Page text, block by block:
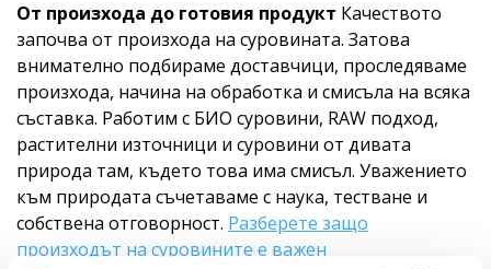
От произхода до готовия продукт Качеството
започва от произхода на суровината. Затова
внимателно подбираме доставчици, проследяваме
произхода, начина на обработка и смисъла на всяка
съставка. Работим с БИО суровини, RAW подход,
растителни източници и суровини от дивата
природа там, където това има смисъл. Уважението
към природата съчетаваме с наука, тестване и
собствена отговорност. Разберете защо
произходът на суровините е важен